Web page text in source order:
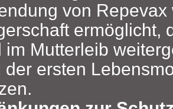
von
ermöglicht,
im Mutterleib
der ersten